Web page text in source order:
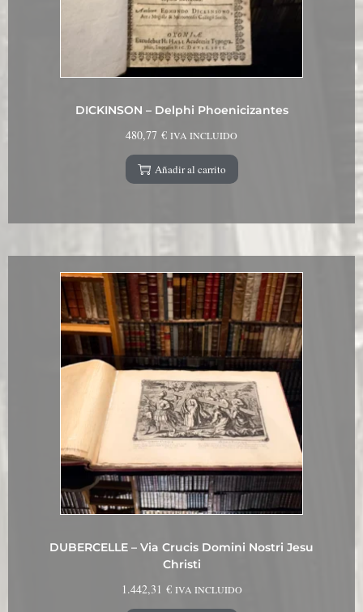
DICKINSON – Delphi Phoenicizantes
480,77 € IVA INCLUIDO
Añadir al carrito
DUBERCELLE – Via Crucis Domini Nostri Jesu
Christi
1.442,31 € IVA INCLUIDO